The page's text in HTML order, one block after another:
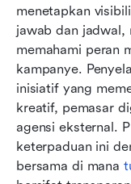
menetapkan
jawab dan jadwal,
memahami peran
kampanye.
inisiatif yang
kreatif, pemasar
agensi eksternal.
keterpaduan ini
bersama di mana